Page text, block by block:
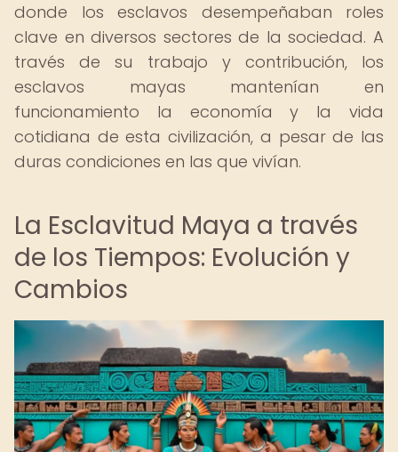
donde los esclavos desempeñaban roles
clave en diversos sectores de la sociedad. A
través de su trabajo y contribución, los
esclavos mayas mantenían en
funcionamiento la economía y la vida
cotidiana de esta civilización, a pesar de las
duras condiciones en las que vivían.
La Esclavitud Maya a través
de los Tiempos: Evolución y
Cambios